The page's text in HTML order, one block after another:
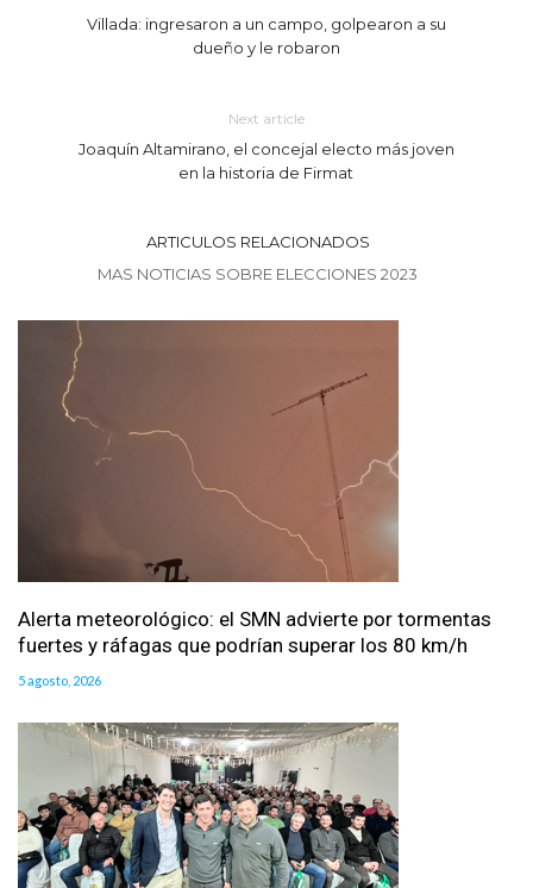
Villada: ingresaron a un campo, golpearon a su
dueño y le robaron
Next article
Joaquín Altamirano, el concejal electo más joven
en la historia de Firmat
ARTICULOS RELACIONADOS
MAS NOTICIAS SOBRE ELECCIONES 2023
Alerta meteorológico: el SMN advierte por tormentas
fuertes y ráfagas que podrían superar los 80 km/h
5 agosto, 2026